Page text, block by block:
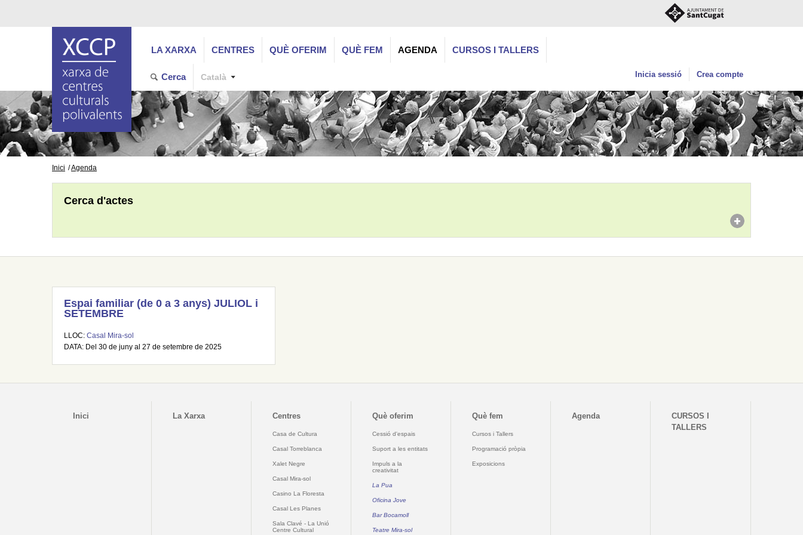
LA XARXA CENTRES QUÈ OFERIM QUÈ FEM AGENDA CURSOS I TALLERS
Cerca Català Inicia sessió Crea compte
Inici Agenda
Cerca d'actes
Espai familiar (de 0 a 3 anys) JULIOL i
SETEMBRE
LLOC: Casal Mira-sol
DATA: Del 30 de juny al 27 de setembre de 2025
Inici La Xarxa Centres
Casa de Cultura
Casal Torreblanca
Xalet Negre
Casal Mira-sol
Casino La Floresta
Casal Les Planes
Sala Clavé - La Unió
Centre Cultural
Què oferim
Cessió d'espais
Suport a les entitats
Impuls a la
creativitat
La Pua
Oficina Jove
Bar Bocamoll
Teatre Mira-sol
Què fem
Cursos i Tallers
Programació pròpia
Exposicions
Agenda
CURSOS I
TALLERS